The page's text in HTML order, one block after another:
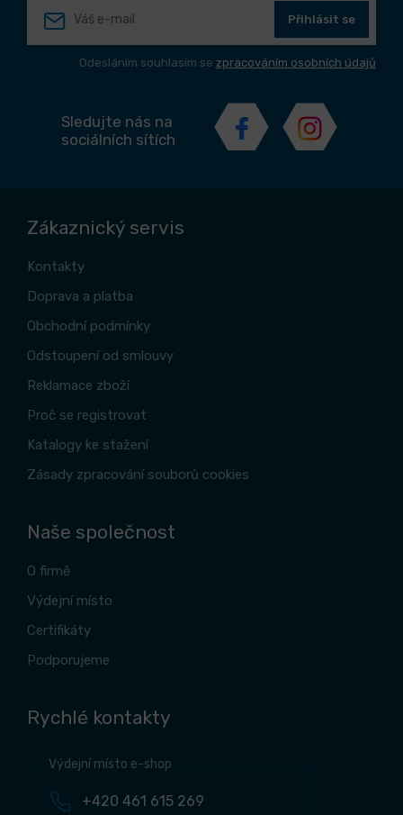
Přihlásit se
Odesláním souhlasím se zpracováním osobních údajů
Sledujte nás na
sociálních sítích
Zákaznický servis
Kontakty
Doprava a platba
Obchodní podmínky
Odstoupení od smlouvy
Reklamace zboží
Proč se registrovat
Katalogy ke stažení
Zásady zpracování souborů cookies
Naše společnost
O firmě
Výdejní místo
Certifikáty
Podporujeme
Rychlé kontakty
Výdejní místo e-shop
+420 461 615 269